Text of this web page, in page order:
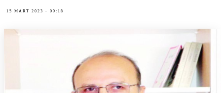
15 MART 2023 - 09:18